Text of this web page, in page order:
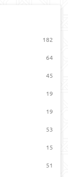
182
64
45
19
19
53
15
51